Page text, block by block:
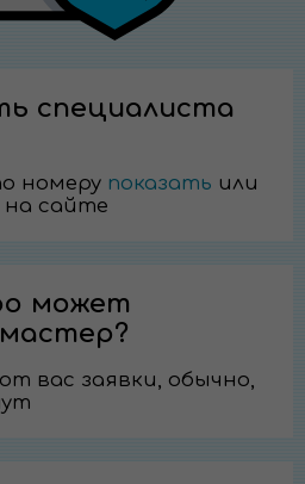
специалиста
номеру показать или
на сайте
может
вас заявки, обычно,